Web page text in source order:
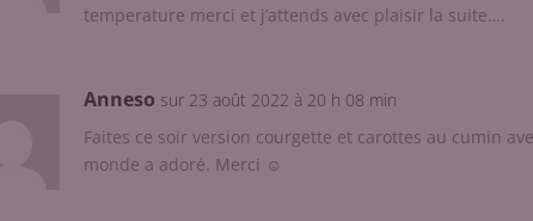
temperature merci et j’attends avec plaisir la suite….
Anneso sur 23 août 2022 à 20 h 08 min
Faites ce soir version courgette et carottes au cumin
monde a adoré. Merci ☺️